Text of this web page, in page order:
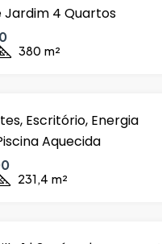
Jardim 4 Quartos
380 m²
Escritório, Energia
Aquecida
231,4 m²